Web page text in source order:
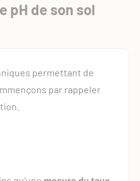
pH de son sol
permettant de
par rappeler